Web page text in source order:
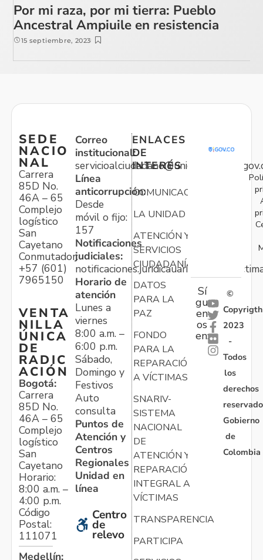
Por mi raza, por mi tierra: Pueblo
Ancestral Ampiuile en resistencia
15 septiembre, 2023
SEDE
NACIO
NAL
Carrera
85D No.
46A – 65
Complejo
logístico
San
Cayetano
Conmutador:
+57 (601)
7965150
VENTA
NILLA
ÚNICA
DE
RADIC
ACIÓN
Bogotá:
Carrera
85D No.
46A – 65
Complejo
logístico
San
Cayetano
Horario:
8:00 a.m. –
4:00 p.m.
Código
Postal:
111071
Medellín:
Correo
institucional:
Línea
anticorrupción:
Desde
móvil o fijo:
157
Notificaciones
judiciales:
Horario de
atención
Lunes a
viernes
8:00 a.m. –
6:00 p.m.
Sábado,
Domingo y
Festivos
Auto
consulta
Puntos de
Atención y
Centros
Regionales
Unidad en
línea
Centro
de
relevo
ENLACES
DE
INTERÉS
COMUNICACIONES
LA UNIDAD
ATENCIÓN Y
SERVICIOS
CIUDADANÍA
DATOS
PARA LA
PAZ
FONDO
PARA LA
REPARACIÓN
A VÍCTIMAS
SNARIV-
SISTEMA
NACIONAL
DE
ATENCIÓN Y
REPARACIÓN
INTEGRAL A
VÍCTIMAS
TRANSPARENCIA
PARTICIPA
Sí
gu
en
os
en:
©
Copyrigth
2023
-
Todos
los
derechos
Gobierno
de
Colombia